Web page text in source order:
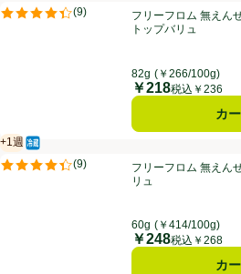
フリーフロム 無えんせき 皮なしミニウ
(9)
評価は9件のレビューで5点中4.4点。
フリーフロム 無えん
トップバリュ
82g (￥266/100g)
価格
￥218税込￥236
カ
フリーフロム 無えんせき ももスライス
+1週
賞味・消費期限保証：１週間
冷蔵食品
(9)
評価は9件のレビューで5点中4.4点。
フリーフロム 無えん
リュ
60g (￥414/100g)
価格
￥248税込￥268
カ